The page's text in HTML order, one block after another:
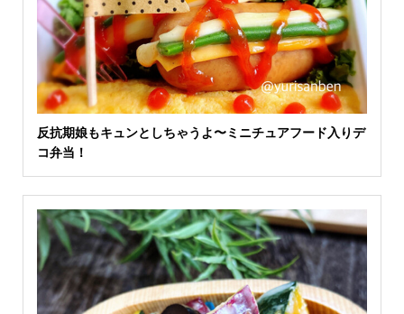
反抗期娘もキュンとしちゃうよ〜ミニチュアフード入りデ
コ弁当！